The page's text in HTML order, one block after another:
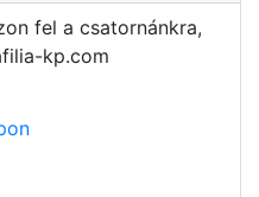
fel a csatornánkra,
kp.com